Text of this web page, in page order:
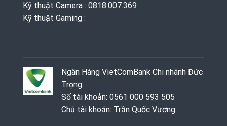
Kỹ thuật Camera : 0818.007.369
Kỹ thuật Gaming ‭: ‬
Ngân Hàng VietComBank Chi nhánh Đức
Trọng
Số tài khoản: 0561 000 593 505
Chủ tài khoản: Trần Quốc Vương